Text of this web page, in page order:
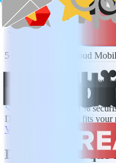
Conversion de documents
5 Go de stockage cloud
Garantie satisfait ou
Transaction 100 %
Don't see a plan that fits your
Voir les offres et les tarifs
Découvrez ce